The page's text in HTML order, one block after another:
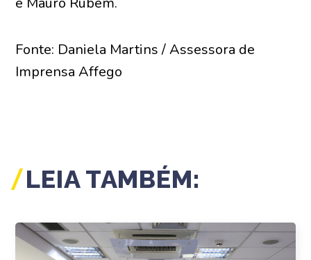
Fonte: Daniela Martins / Assessora de
Imprensa Affego
LEIA TAMBÉM: